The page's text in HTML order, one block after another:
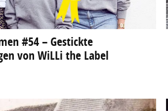
#54 – Gestickte
von WiLLi the Label